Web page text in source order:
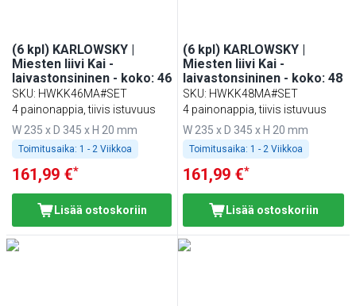
(6 kpl) KARLOWSKY |
Miesten liivi Kai -
laivastonsininen - koko: 46
SKU: HWKK46MA#SET
4 painonappia, tiivis istuvuus
W 235 x D 345 x H 20 mm
Toimitusaika: 1 - 2 Viikkoa
161,99 €*
Lisää ostoskoriin
(6 kpl) KARLOWSKY |
Miesten liivi Kai -
laivastonsininen - koko: 48
SKU: HWKK48MA#SET
4 painonappia, tiivis istuvuus
W 235 x D 345 x H 20 mm
Toimitusaika: 1 - 2 Viikkoa
161,99 €*
Lisää ostoskoriin